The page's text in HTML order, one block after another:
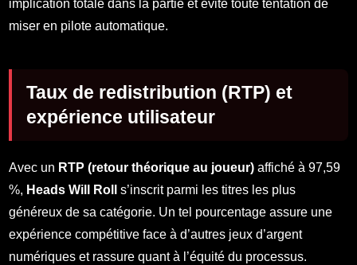
implication totale dans la partie et évite toute tentation de
miser en pilote automatique.
Taux de redistribution (RTP) et
expérience utilisateur
Avec un RTP (retour théorique au joueur) affiché à 97,59
%, Heads Will Roll
s’inscrit parmi les titres les plus
généreux de sa catégorie. Un tel pourcentage assure une
expérience compétitive face à d’autres jeux d’argent
numériques et rassure quant à l’équité du processus.